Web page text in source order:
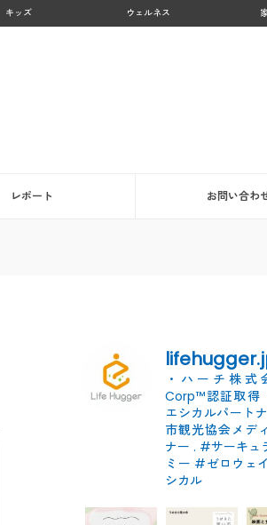
キッズ ウェルネス
レポート お問い合わ
・ハーチ株式
Corp™認証取得
エシカルパート
市観光協会メデ
ナー . #サーキュ
ミー #ゼロウェ
シカル